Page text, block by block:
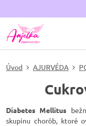
Úvod AJURVÉDA
Diabetes Mellitus
skupinu chorôb, ktoré